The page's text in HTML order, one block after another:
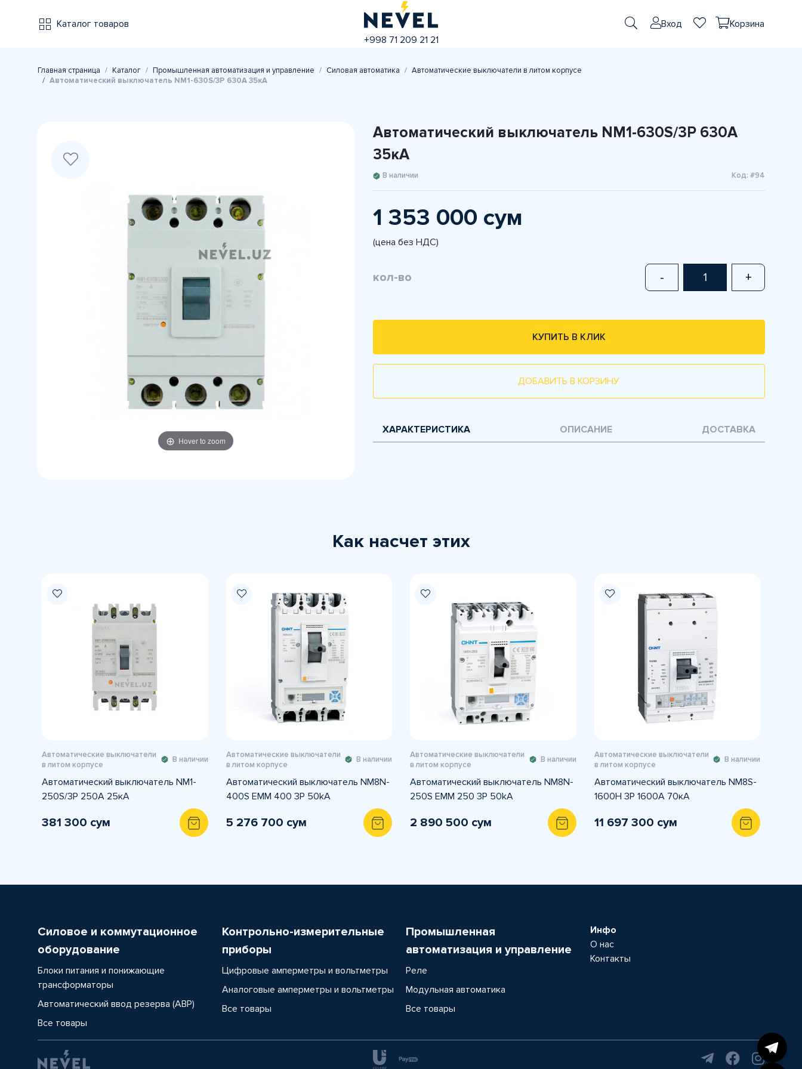
Каталог товаров
+998 71 209 21 21
Вход Корзина
Главная страница Каталог Промышленная автоматизация и управление Силовая автоматика
Автоматические выключатели в литом корпусе
Автоматический выключатель NM1-630S/3Р 630A 35кА
Hover to zoom
Автоматический выключатель NM1-630S/3Р 630A
35кА
В наличии Код: #94
1 353 000 сум
(цена без НДС)
кол-во - +
КУПИТЬ В КЛИК
ДОБАВИТЬ В КОРЗИНУ
ХАРАКТЕРИСТИКА ОПИСАНИЕ ДОСТАВКА
Как насчет этих
Автоматические выключатели
в литом корпусе
В наличии
Автоматический выключатель NM1-
250S/3Р 250A 25кА
381 300 сум
Автоматические выключатели
в литом корпусе
В наличии
Автоматический выключатель NM8N-
400S EMM 400 3P 50kA
5 276 700 сум
Автоматические выключатели
в литом корпусе
В наличии
Автоматический выключатель NM8N-
250S EMM 250 3P 50kA
2 890 500 сум
Автоматические выключатели
в литом корпусе
В наличии
Автоматический выключатель NM8S-
1600H 3P 1600A 70кА
11 697 300 сум
Силовое и коммутационное
оборудование
Блоки питания и понижающие
трансформаторы
Автоматический ввод резерва (АВР)
Все товары
Контрольно-измерительные
приборы
Цифровые амперметры и вольтметры
Аналоговые амперметры и вольтметры
Все товары
Промышленная
автоматизация и управление
Реле
Модульная автоматика
Все товары
Инфо
О нас
Контакты